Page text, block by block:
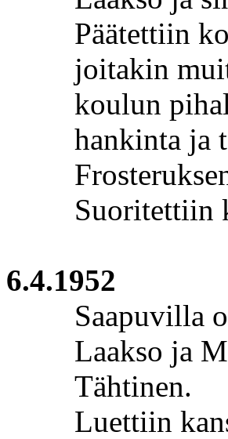
Päätettiin
joitakin
koulun
hankinta ja
Suoritettiin
6.4.1952
Saapuvilla
Laakso ja
Tähtinen.
Luettiin